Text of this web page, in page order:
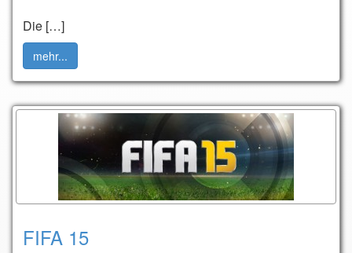
Die […]
mehr...
FIFA 15